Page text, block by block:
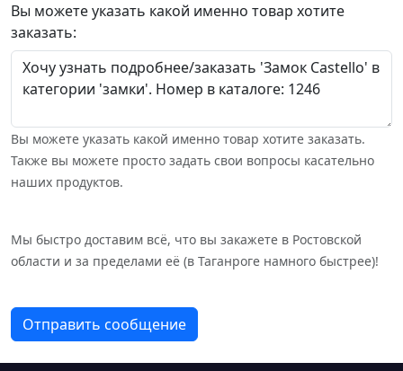
Вы можете указать какой именно товар хотите
заказать:
Вы можете указать какой именно товар хотите заказать.
Также вы можете просто задать свои вопросы касательно
наших продуктов.
Мы быстро доставим всё, что вы закажете в Ростовской
области и за пределами её (в Таганроге намного быстрее)!
Отправить сообщение